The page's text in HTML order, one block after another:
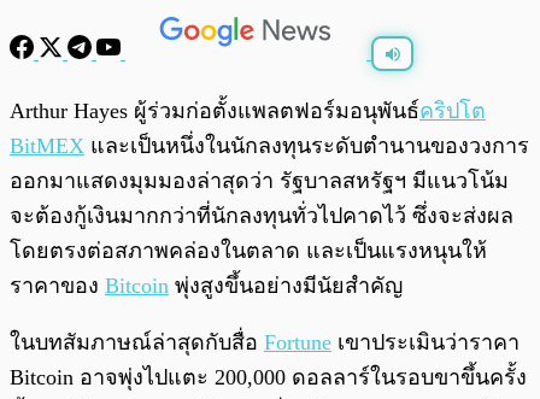
0:00 / 0:00
Arthur Hayes ผู้ร่วมก่อตั้งแพลตฟอร์มอนุพันธ์คริปโต
BitMEX และเป็นหนึ่งในนักลงทุนระดับตำนานของวงการ
ออกมาแสดงมุมมองล่าสุดว่า รัฐบาลสหรัฐฯ มีแนวโน้ม
จะต้องกู้เงินมากกว่าที่นักลงทุนทั่วไปคาดไว้ ซึ่งจะส่งผล
โดยตรงต่อสภาพคล่องในตลาด และเป็นแรงหนุนให้
ราคาของ Bitcoin พุ่งสูงขึ้นอย่างมีนัยสำคัญ
ในบทสัมภาษณ์ล่าสุดกับสื่อ Fortune เขาประเมินว่าราคา
Bitcoin อาจพุ่งไปแตะ 200,000 ดอลลาร์ในรอบขาขึ้นครั้ง